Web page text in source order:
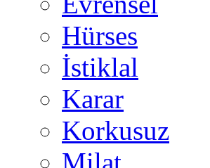
Hürses
İstiklal
Karar
Korkusuz